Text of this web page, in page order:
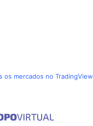
os mercados no TradingView